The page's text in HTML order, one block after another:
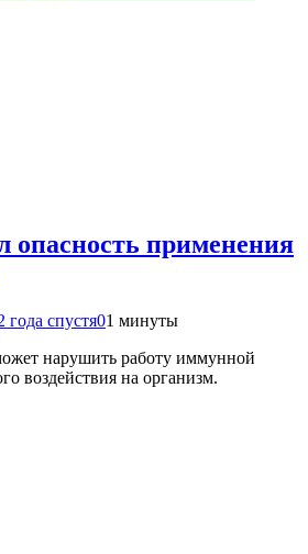
опасность применения
года спустя01 минуты
нарушить работу иммунной
воздействия на организм.